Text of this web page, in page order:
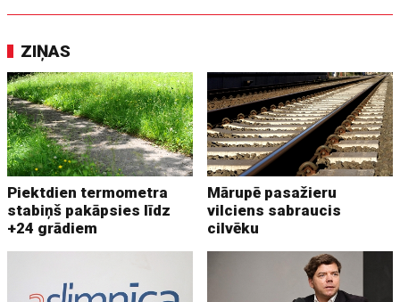
ZIŅAS
Piektdien termometra
stabiņš pakāpsies līdz
+24 grādiem
Mārupē pasažieru
vilciens sabraucis
cilvēku